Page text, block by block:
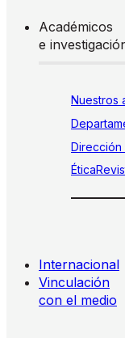
Académicos
e
Nuestros
Dirección
Ética
Internacional
Vinculación
con el medio